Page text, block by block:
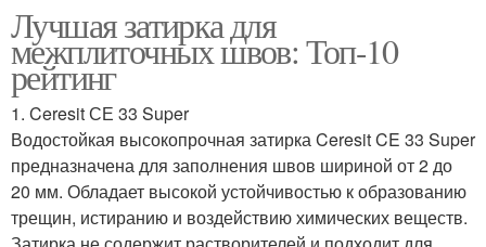
Лучшая затирка для
межплиточных швов: Топ-10
рейтинг
1. Ceresit СЕ 33 Super
Водостойкая высокопрочная затирка Ceresit CE 33 Super
предназначена для заполнения швов шириной от 2 до
20 мм. Обладает высокой устойчивостью к образованию
трещин, истиранию и воздействию химических веществ.